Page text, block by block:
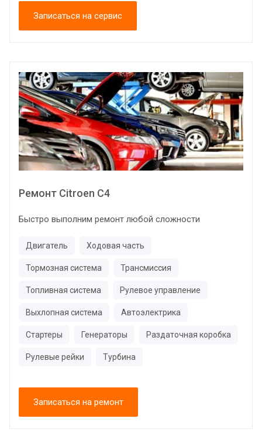
Записаться на сервис
Ремонт Citroen C4
Быстро выполним ремонт любой сложности
Двигатель Ходовая часть
Тормозная система Трансмиссия
Топливная система Рулевое управление
Выхлопная система Автоэлектрика
Стартеры Генераторы Раздаточная коробка
Рулевые рейки Турбина
Записаться на ремонт